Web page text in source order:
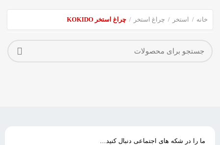
خانه استخر چراغ استخر چراغ استخر KOKIDO
ما را در شکه های اجتماعی دنبال کنید…